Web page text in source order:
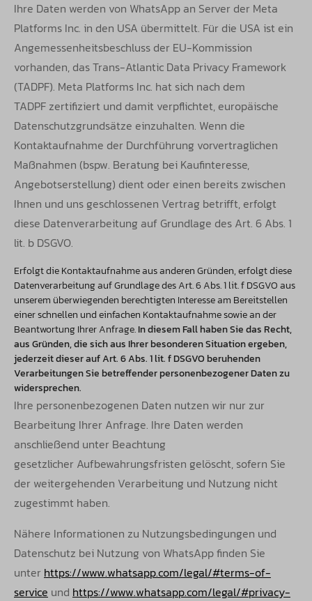
Ihre Daten werden von WhatsApp an Server der Meta
Platforms Inc. in den USA übermittelt. Für die USA ist ein
Angemessenheitsbeschluss der EU-Kommission
vorhanden, das Trans-Atlantic Data Privacy Framework
(TADPF). Meta Platforms Inc. hat sich nach dem
TADPF zertifiziert und damit verpflichtet, europäische
Datenschutzgrundsätze einzuhalten. Wenn die
Kontaktaufnahme der Durchführung vorvertraglichen
Maßnahmen (bspw. Beratung bei Kaufinteresse,
Angebotserstellung) dient oder einen bereits zwischen
Ihnen und uns geschlossenen Vertrag betrifft, erfolgt
diese Datenverarbeitung auf Grundlage des Art. 6 Abs. 1
lit. b DSGVO.
Erfolgt die Kontaktaufnahme aus anderen Gründen, erfolgt diese
Datenverarbeitung auf Grundlage des Art. 6 Abs. 1 lit. f DSGVO aus
unserem überwiegenden berechtigten Interesse am Bereitstellen
einer schnellen und einfachen Kontaktaufnahme sowie an der
Beantwortung Ihrer Anfrage.In diesem Fall haben Sie das Recht,
aus Gründen, die sich aus Ihrer besonderen Situation ergeben,
jederzeit dieser auf Art. 6 Abs. 1 lit. f DSGVO beruhenden
Verarbeitungen Sie betreffender personenbezogener Daten zu
widersprechen.
Ihre personenbezogenen Daten nutzen wir nur zur
Bearbeitung Ihrer Anfrage. Ihre Daten werden
anschließend unter Beachtung
gesetzlicher Aufbewahrungsfristen gelöscht, sofern Sie
der weitergehenden Verarbeitung und Nutzung nicht
zugestimmt haben.
Nähere Informationen zu Nutzungsbedingungen und
Datenschutz bei Nutzung von WhatsApp finden Sie
unter https://www.whatsapp.com/legal/#terms-of-
service und https://www.whatsapp.com/legal/#privacy-